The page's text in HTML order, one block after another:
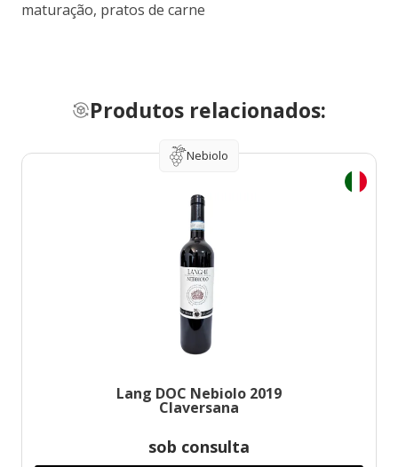
maturação, pratos de carne
Produtos relacionados:
Nebiolo
Lang DOC Nebiolo 2019
Claversana
sob consulta